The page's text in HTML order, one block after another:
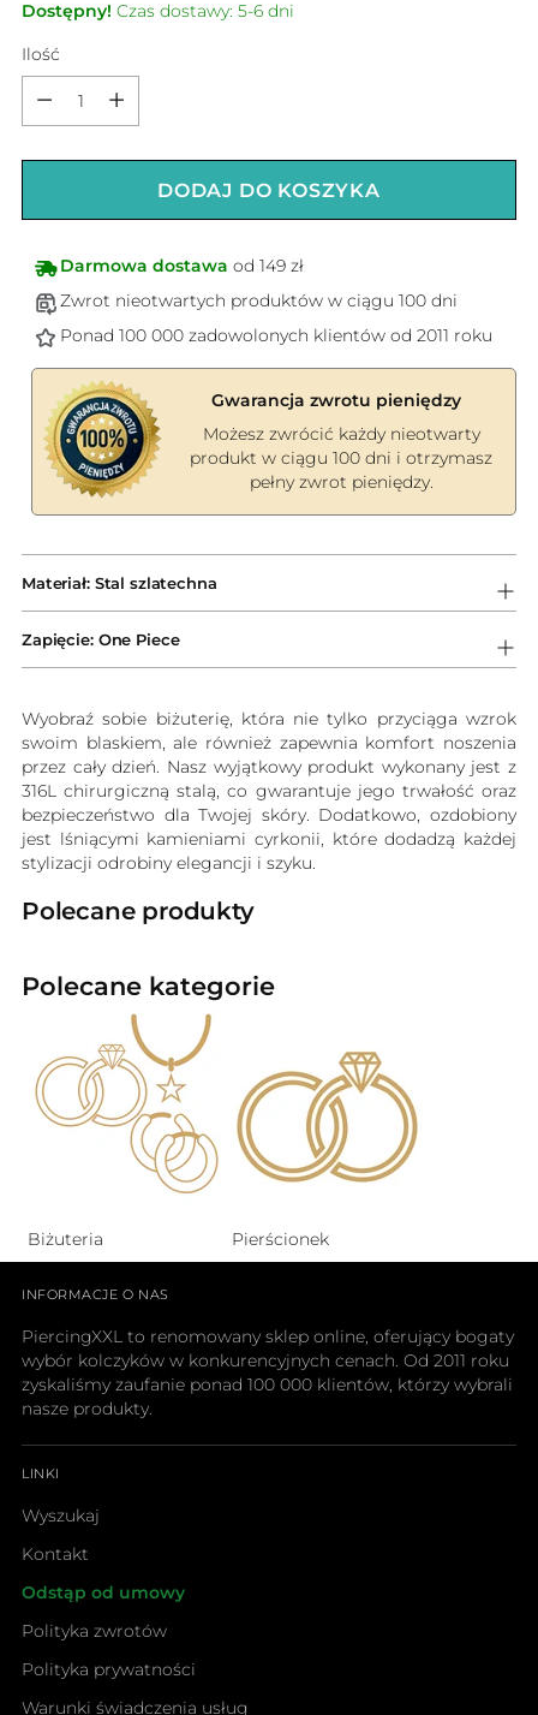
Dostępny! Czas dostawy: 5-6 dni
Ilość
DODAJ DO KOSZYKA
Darmowa dostawa od 149 zł
Zwrot nieotwartych produktów w ciągu 100 dni
Ponad 100 000 zadowolonych klientów od 2011 roku
Gwarancja zwrotu pieniędzy
Możesz zwrócić każdy nieotwarty
produkt w ciągu 100 dni i otrzymasz
pełny zwrot pieniędzy.
do
koszyka
Materiał: Stal szlatechna
Zapięcie: One Piece
Wyobraź sobie biżuterię, która nie tylko przyciąga wzrok
swoim blaskiem, ale również zapewnia komfort noszenia
przez cały dzień. Nasz wyjątkowy produkt wykonany jest z
316L chirurgiczną stalą, co gwarantuje jego trwałość oraz
bezpieczeństwo dla Twojej skóry. Dodatkowo, ozdobiony
jest lśniącymi kamieniami cyrkonii, które dodadzą każdej
stylizacji odrobiny elegancji i szyku.
Polecane produkty
Polecane kategorie
Biżuteria Pierścionek
INFORMACJE O NAS
PiercingXXL to renomowany sklep online, oferujący bogaty
wybór kolczyków w konkurencyjnych cenach. Od 2011 roku
zyskaliśmy zaufanie ponad 100 000 klientów, którzy wybrali
nasze produkty.
LINKI
Wyszukaj
Kontakt
Odstąp od umowy
Polityka zwrotów
Polityka prywatności
Warunki świadczenia usług